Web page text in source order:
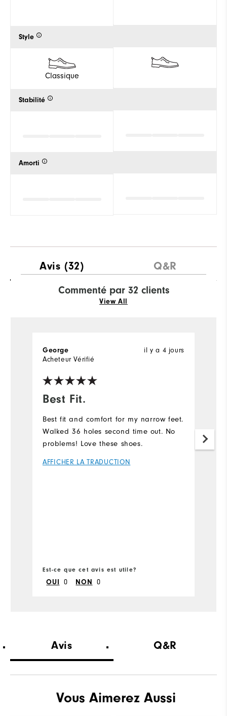
Style
Classique
Stabilité
Amorti
Avis (32) Q&R
Commenté par 32 clients
View All
Best Fit.
il y a 4 jours
George
Acheteur Vérifié
Best fit and comfort for my narrow feet.
Walked 36 holes second time out. No
problems! Love these shoes.
AFFICHER LA TRADUCTION
Est-ce que cet avis est utile?
OUI 0 NON 0
Avis Q&R
Vous Aimerez Aussi